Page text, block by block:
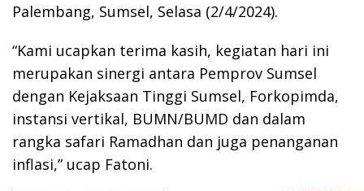
Palembang, Sumsel, Selasa (2/4/2024).
“Kami ucapkan terima kasih, kegiatan hari ini
merupakan sinergi antara Pemprov Sumsel
dengan Kejaksaan Tinggi Sumsel, Forkopimda,
instansi vertikal, BUMN/BUMD dan dalam
rangka safari Ramadhan dan juga penanganan
inflasi,” ucap Fatoni.